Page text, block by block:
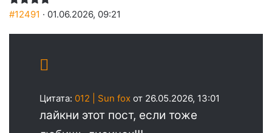
#12491 · 01.06.2026, 09:21
Цитата: 012 | Sun fox от 26.05.2026, 13:01
лайкни этот пост, если тоже